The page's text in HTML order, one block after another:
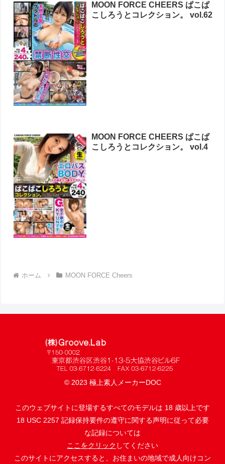
MOON FORCE CHEERS ぱこぱ
こしろうとコレクション。 vol.62
MOON FORCE CHEERS ぱこぱ
こしろうとコレクション。 vol.4
ホーム MOON FORCE Cheers
© 2023 極上素人メーカーDOC
このウェブサイトに登場するすべてのモデルは 18 歳以上です
18 USC 2257 記録保持要件の遵守に関する声明に従って必要
な記録については
ここをクリック してください
このサイトにアクセスすると、お住まいの地域で成人向けコン